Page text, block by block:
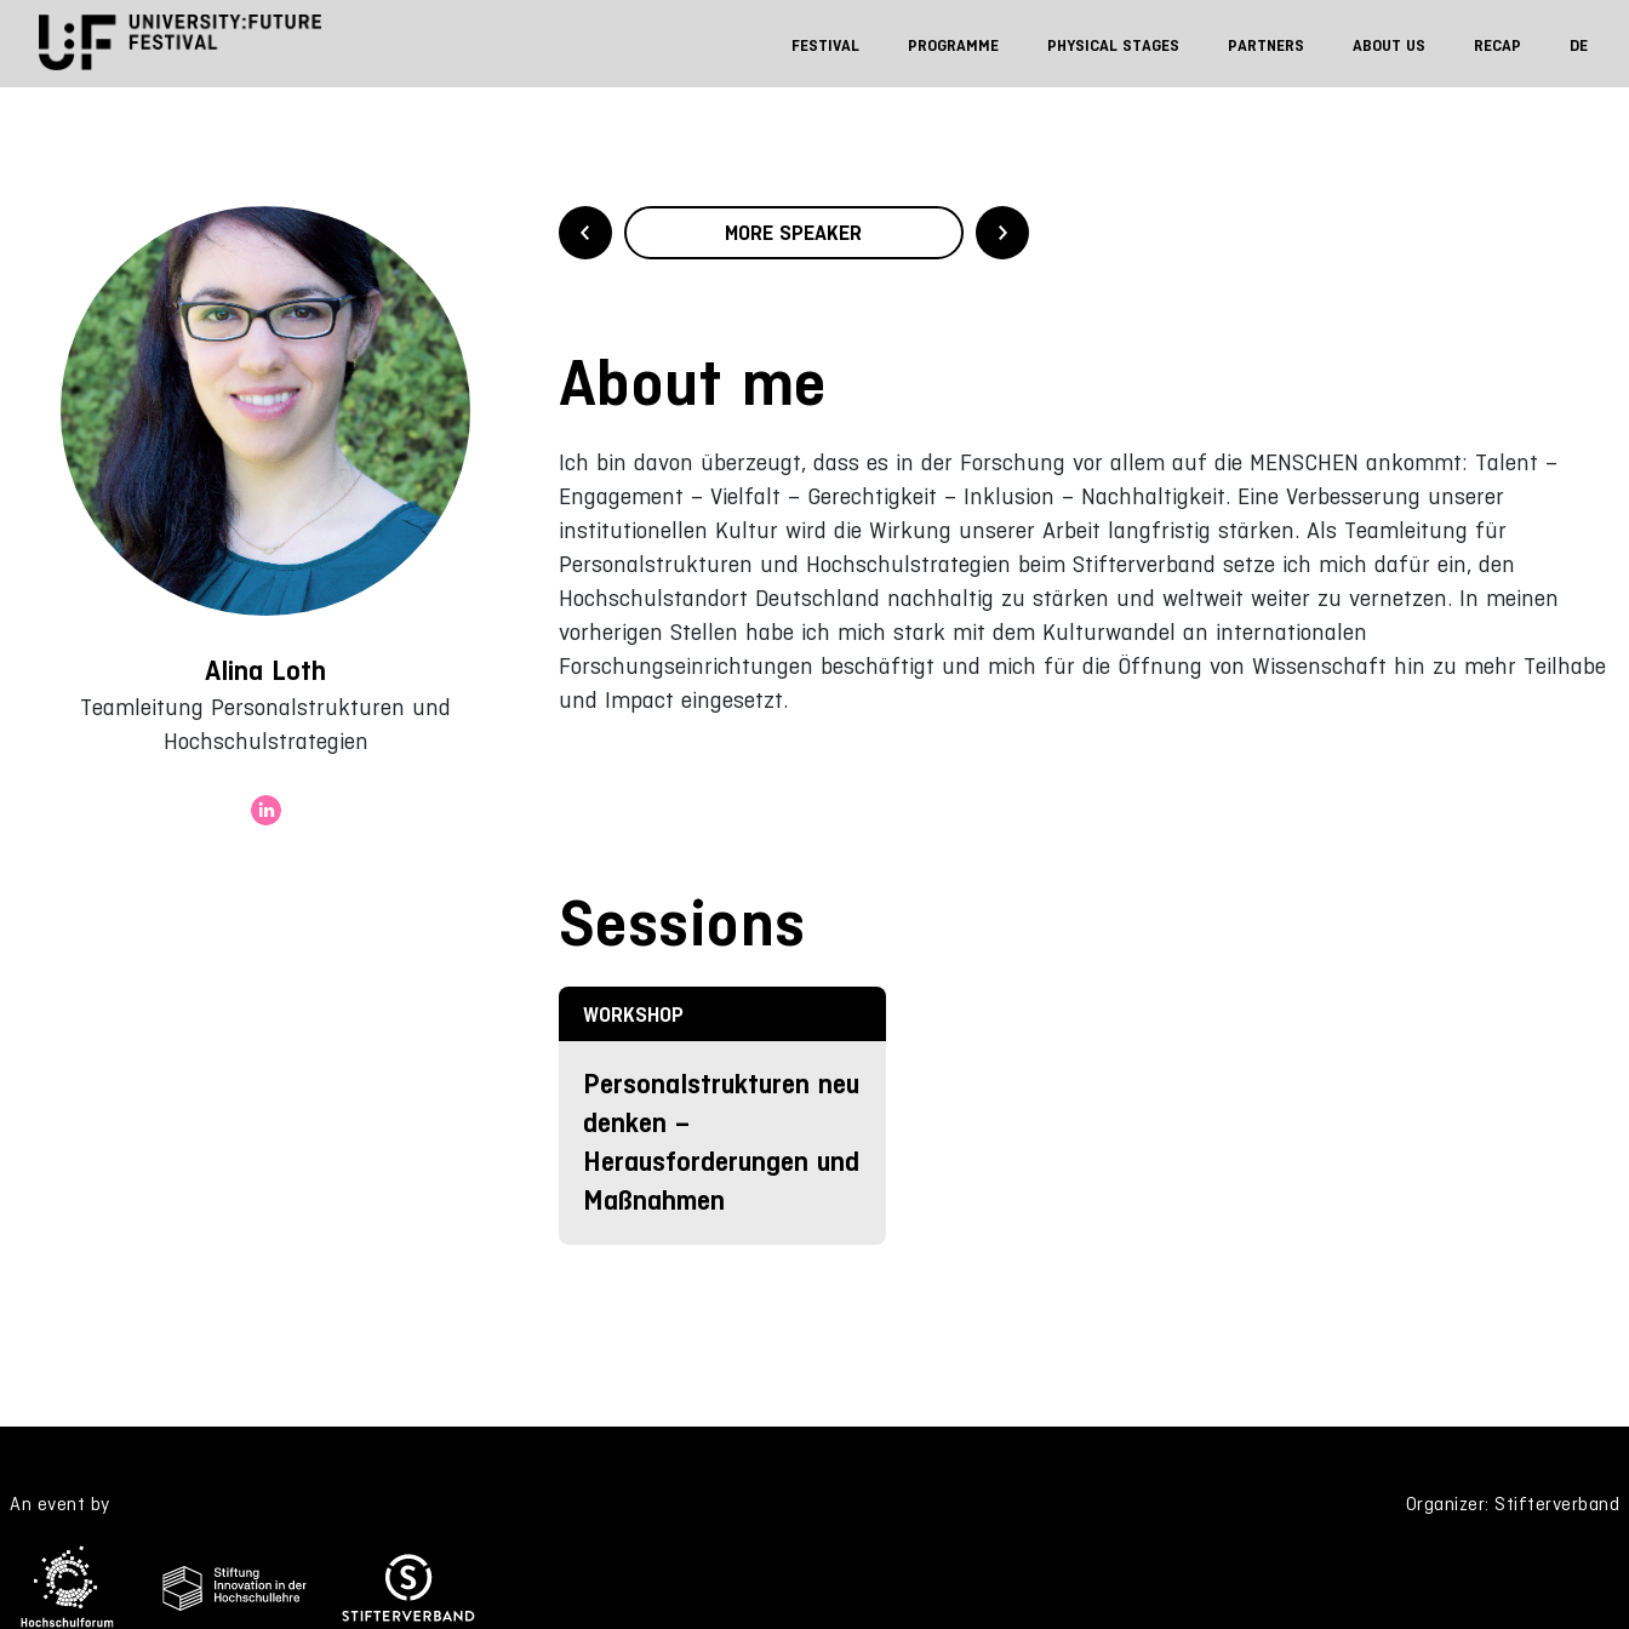
FESTIVAL PROGRAMME PHYSICAL STAGES PARTNERS ABOUT US RECAP DE
Alina Loth
Teamleitung Personalstrukturen und
Hochschulstrategien
MORE SPEAKER
About me
Ich bin davon überzeugt, dass es in der Forschung vor allem auf die MENSCHEN ankommt: Talent –
Engagement – Vielfalt – Gerechtigkeit – Inklusion – Nachhaltigkeit. Eine Verbesserung unserer
institutionellen Kultur wird die Wirkung unserer Arbeit langfristig stärken. Als Teamleitung für
Personalstrukturen und Hochschulstrategien beim Stifterverband setze ich mich dafür ein, den
Hochschulstandort Deutschland nachhaltig zu stärken und weltweit weiter zu vernetzen. In meinen
vorherigen Stellen habe ich mich stark mit dem Kulturwandel an internationalen
Forschungseinrichtungen beschäftigt und mich für die Öffnung von Wissenschaft hin zu mehr Teilhabe
und Impact eingesetzt.
Sessions
WORKSHOP
Personalstrukturen neu
denken –
Herausforderungen und
Maßnahmen
An event by Organizer: Stifterverband